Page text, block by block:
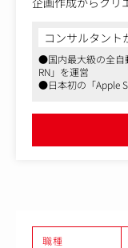
を持ってくれるク
社内営業担当、
を取りながら、
店へ直接クリエ
ります。
・クリエイティ
コンサルタント
●国内最大級の全自
RN」を運営
●日本初の「Apple
職種